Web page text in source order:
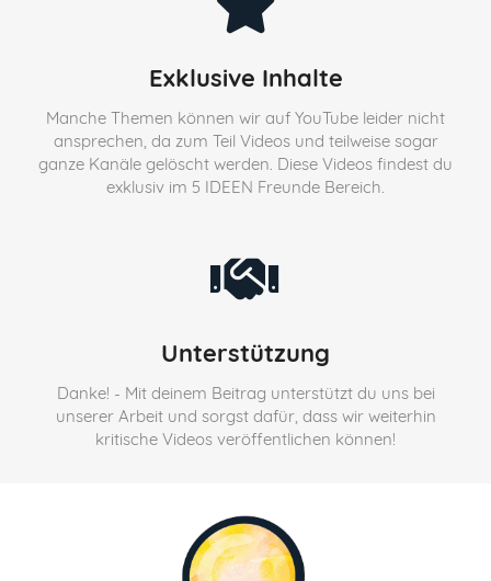
Exklusive Inhalte
Manche Themen können wir auf YouTube leider nicht
ansprechen, da zum Teil Videos und teilweise sogar
ganze Kanäle gelöscht werden. Diese Videos findest du
exklusiv im 5 IDEEN Freunde Bereich.
Unterstützung
Danke! - Mit deinem Beitrag unterstützt du uns bei
unserer Arbeit und sorgst dafür, dass wir weiterhin
kritische Videos veröffentlichen können!